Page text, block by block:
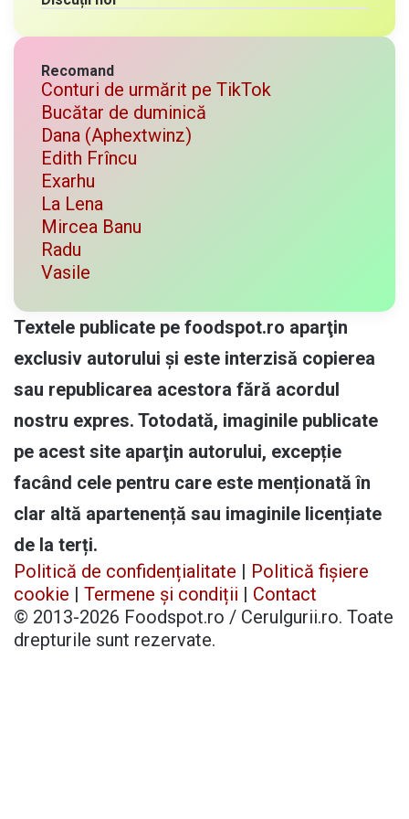
Recomand
Conturi de urmărit pe TikTok
Bucătar de duminică
Dana (Aphextwinz)
Edith Frîncu
Exarhu
La Lena
Mircea Banu
Radu
Vasile
Textele publicate pe foodspot.ro aparţin
exclusiv autorului și este interzisă copierea
sau republicarea acestora fără acordul
nostru expres. Totodată, imaginile publicate
pe acest site aparţin autorului, excepție
facând cele pentru care este menționată în
clar altă apartenență sau imaginile licențiate
de la terți.
Politică de confidențialitate | Politică fișiere
cookie | Termene și condiții | Contact
© 2013-2026 Foodspot.ro / Cerulgurii.ro. Toate
drepturile sunt rezervate.